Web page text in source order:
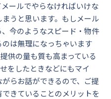
ールでやらなければいけな
うと思います。もしメール
今のようなスピード・物件
は無理になっちゃいます
供の量も質も高まっている
をしたときなどにもマイ
らお話ができるので、ご提
きていることのメリットを